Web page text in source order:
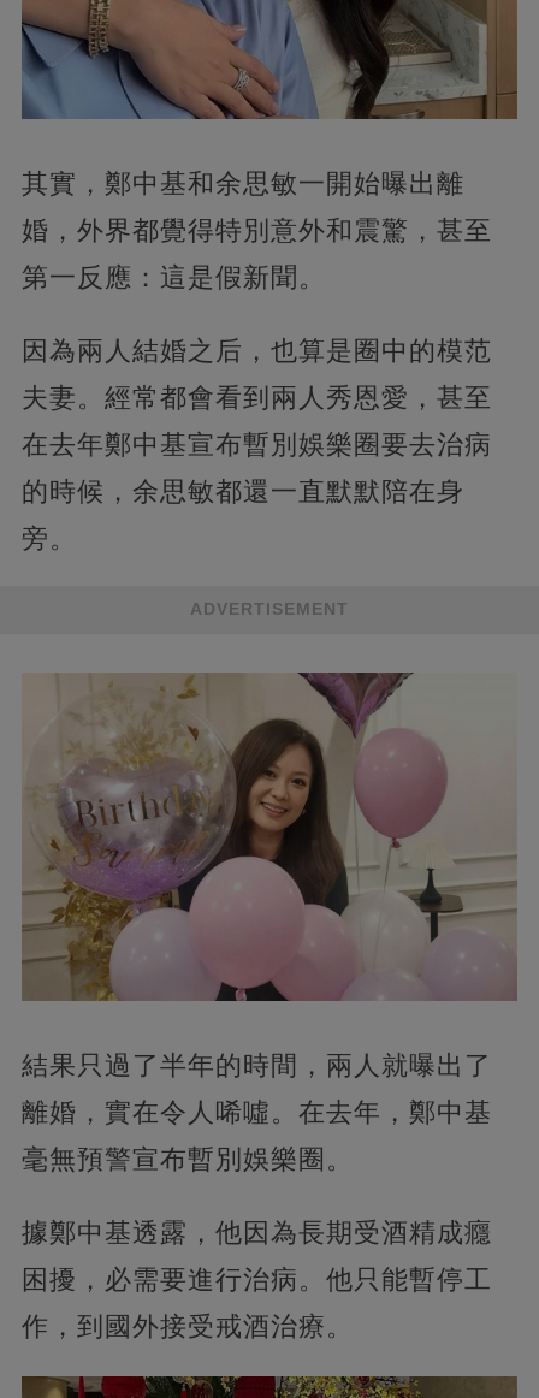
其實，鄭中基和余思敏一開始曝出離
婚，外界都覺得特別意外和震驚，甚至
第一反應：這是假新聞。
因為兩人結婚之后，也算是圈中的模范
夫妻。經常都會看到兩人秀恩愛，甚至
在去年鄭中基宣布暫別娛樂圈要去治病
的時候，余思敏都還一直默默陪在身
旁。
ADVERTISEMENT
結果只過了半年的時間，兩人就曝出了
離婚，實在令人唏噓。在去年，鄭中基
毫無預警宣布暫別娛樂圈。
據鄭中基透露，他因為長期受酒精成癮
困擾，必需要進行治病。他只能暫停工
作，到國外接受戒酒治療。